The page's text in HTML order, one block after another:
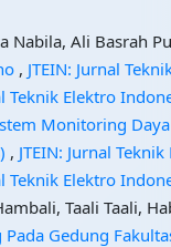
Nabila, Ali Basrah
, JTEIN: Jurnal
Teknik Elektro
Monitoring
, JTEIN: Jurnal
Teknik Elektro
Taali Taali,
Gedung